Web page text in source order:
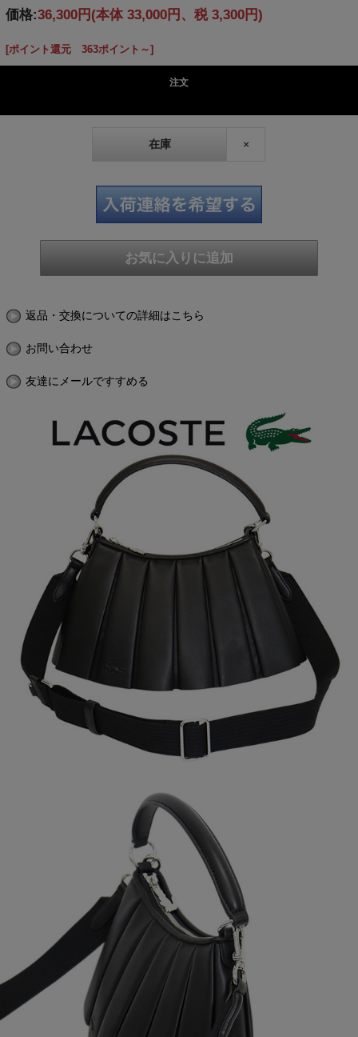
価格:36,300円 (本体 33,000円、税 3,300円)
[ポイント還元 363ポイント～]
注文
在庫 ×
返品・交換についての詳細はこちら
お問い合わせ
友達にメールですすめる